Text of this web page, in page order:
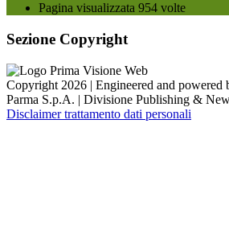
Pagina visualizzata 954 volte
Sezione Copyright
Copyright 2026 | Engineered and powered
Parma S.p.A. | Divisione Publishing &
Disclaimer trattamento dati personali